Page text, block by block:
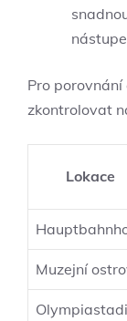
Pro
zkontrolovat
Lokace
Muzejní